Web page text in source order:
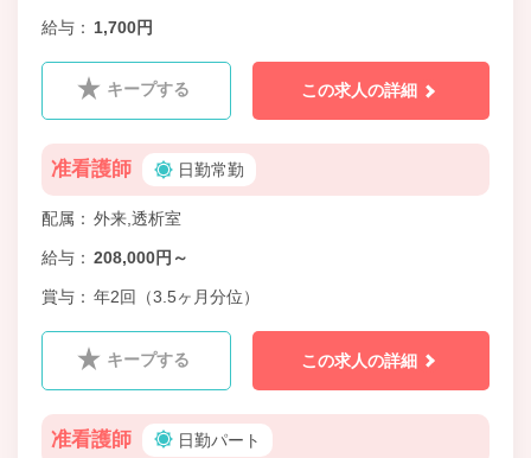
給与 1,700円
キープする この求人の詳細
准看護師 日勤常勤
配属 外来,透析室
給与 208,000円～
賞与 年2回（3.5ヶ月分位）
キープする この求人の詳細
准看護師 日勤パート